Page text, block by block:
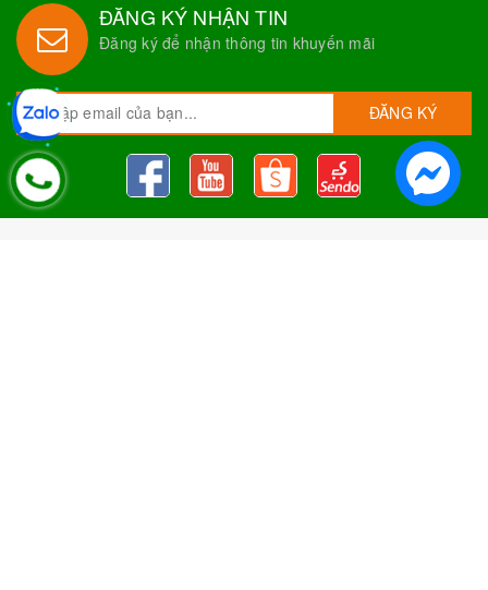
ĐĂNG KÝ NHẬN TIN
Đăng ký để nhận thông tin khuyến mãi
ĐĂNG KÝ